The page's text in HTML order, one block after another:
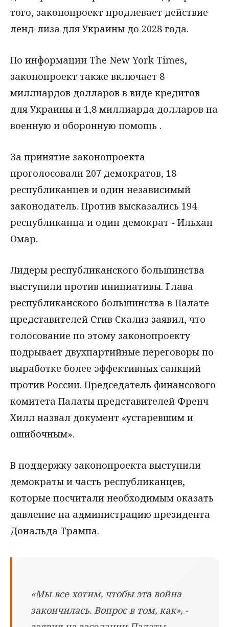
того, законопроект продлевает действие
ленд-лиза для Украины до 2028 года.
По информации The New York Times,
законопроект также включает 8
миллиардов долларов в виде кредитов
для Украины и 1,8 миллиарда долларов на
военную и оборонную помощь .
За принятие законопроекта
проголосовали 207 демократов, 18
республиканцев и один независимый
законодатель. Против высказались 194
республиканца и один демократ - Ильхан
Омар.
Лидеры республиканского большинства
выступили против инициативы. Глава
республиканского большинства в Палате
представителей Стив Скализ заявил, что
голосование по этому законопроекту
подрывает двухпартийные переговоры по
выработке более эффективных санкций
против России. Председатель финансового
комитета Палаты представителей Френч
Хилл назвал документ «устаревшим и
ошибочным».
В поддержку законопроекта выступили
демократы и часть республиканцев,
которые посчитали необходимым оказать
давление на администрацию президента
Дональда Трампа.
«Мы все хотим, чтобы эта война
закончилась. Вопрос в том, как», -